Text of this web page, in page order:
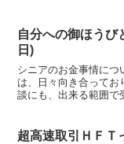
自分への御ほうび
日)
シニアのお金事情につ
は、日々向き合ってお
談にも、出来る範囲で
超高速取引ＨＦ